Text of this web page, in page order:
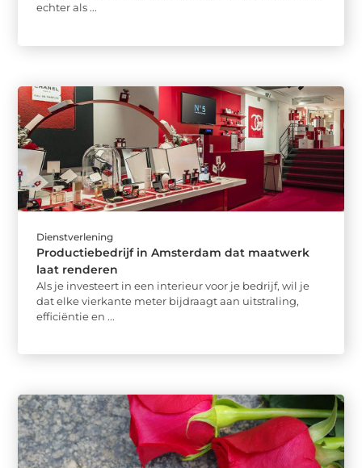
echter als ...
Dienstverlening
Productiebedrijf in Amsterdam dat maatwerk
laat renderen
Als je investeert in een interieur voor je bedrijf, wil je
dat elke vierkante meter bijdraagt aan uitstraling,
efficiëntie en ...